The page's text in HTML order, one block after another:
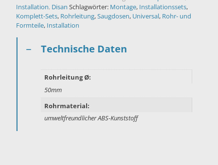
Installation, Disan Schlagwörter: Montage, Installationssets,
Komplett-Sets, Rohrleitung,Saugdosen, Universal, Rohr- und
Formteile, Installation
Technische Daten
Rohrleitung Ø:
50mm
Rohrmaterial:
umweltfreundlicher ABS-Kunststoff